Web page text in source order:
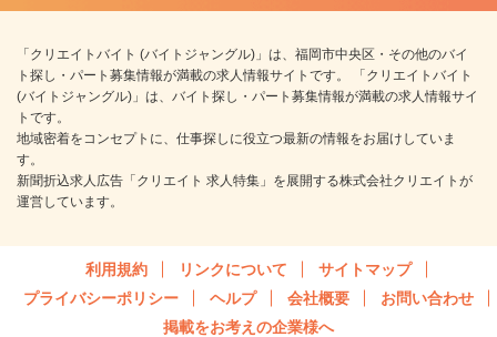
「クリエイトバイト (バイトジャングル)」は、福岡市中央区・その他のバイ
ト探し・パート募集情報が満載の求人情報サイトです。 「クリエイトバイト
(バイトジャングル)」は、バイト探し・パート募集情報が満載の求人情報サイ
トです。
地域密着をコンセプトに、仕事探しに役立つ最新の情報をお届けしていま
す。
新聞折込求人広告「クリエイト 求人特集」を展開する株式会社クリエイトが
運営しています。
利用規約 リンクについて
サイトマップ
プライバシーポリシー
ヘルプ 会社概要
お問い合わせ
掲載をお考えの企業様へ